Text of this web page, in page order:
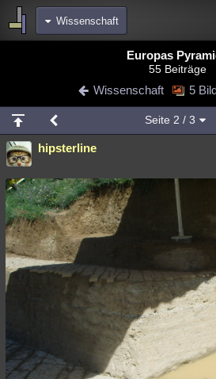
Wissenschaft
Blogs
Chat Wiki Neuigkeiten
meine Rubriken
Menschen Wissenschaft
Spiritualität Verschwörungen
Natur Umfragen Unterhaltung
weitere Rubriken
Philosophie
Helpdesk Gruppen
Clash Verbesserungen
Übersichten
Besucht Teilgenommen Alle
Europas
55 Beiträge
Wissenschaft 5
Seite 2 / 3
hipsterline